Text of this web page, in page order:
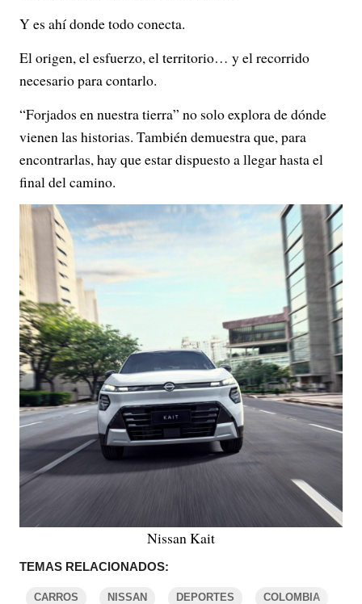
Y es ahí donde todo conecta.
El origen, el esfuerzo, el territorio… y el recorrido
necesario para contarlo.
“Forjados en nuestra tierra” no solo explora de dónde
vienen las historias. También demuestra que, para
encontrarlas, hay que estar dispuesto a llegar hasta el
final del camino.
Nissan Kait
TEMAS RELACIONADOS:
CARROS NISSAN DEPORTES COLOMBIA